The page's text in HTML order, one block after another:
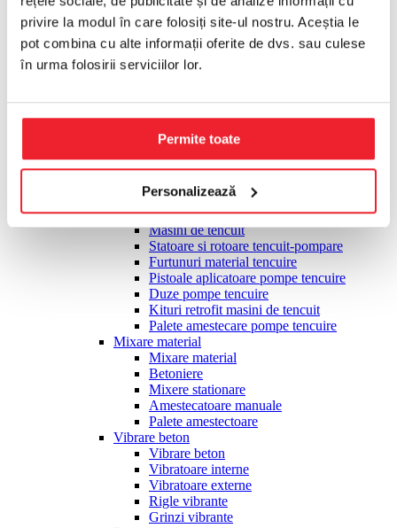
privire la modul în care folosiți site-ul nostru. Aceștia le
pot combina cu alte informații oferite de dvs. sau culese
în urma folosirii serviciilor lor.
Permite toate
Personalizează
Placi compactoare
Cilindrii compactori
Slefuire, finisare
Slefuire, finisare
Slefuitoare monodisc multifunctionale
Elicoptere finisare beton
Accesorii elicopterizare
Pietre slefuire pardoseli
Talere diamantate slefuire
Slefuitoare pereti tip girafa
Tencuire, pompare material
Tencuire, pompare material
Masini de tencuit
Statoare si rotoare tencuit-pompare
Furtunuri material tencuire
Pistoale aplicatoare pompe tencuire
Duze pompe tencuire
Kituri retrofit masini de tencuit
Palete amestecare pompe tencuire
Mixare material
Mixare material
Betoniere
Mixere stationare
Amestecatoare manuale
Palete amestectoare
Vibrare beton
Vibrare beton
Vibratoare interne
Vibratoare externe
Rigle vibrante
Grinzi vibrante